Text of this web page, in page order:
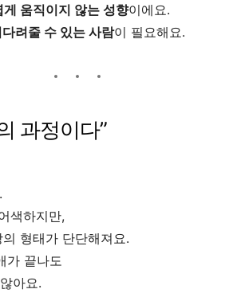
움직이지 않는 성향이에요.
려줄 수 있는 사람이 필요해요.
과정이다”
색하지만,
형태가 단단해져요.
가 끝나도
아요.